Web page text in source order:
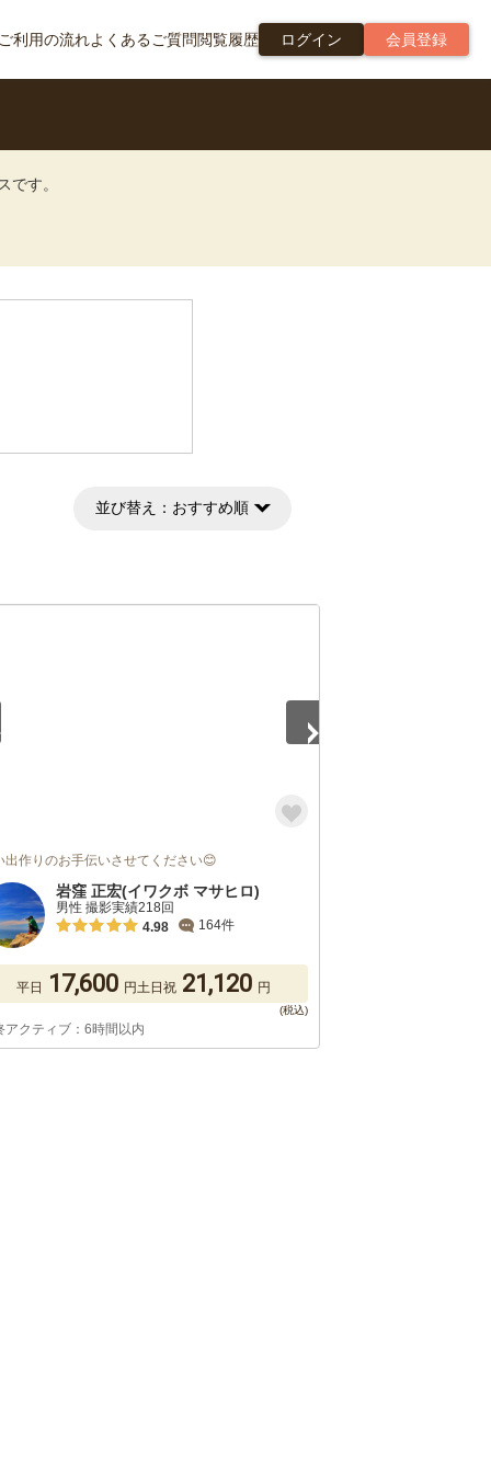
ご利用の流れよくあるご質問閲覧履歴 ログイン 会員登録
です。
並び替え： おすすめ順
出作りのお手伝いさせてください😊
岩窪 正宏(イワクボ マサヒロ)
男性 撮影実績218回
4.98
164件
平日 17,600 円土日祝 21,120 円
アクティブ：6時間以内